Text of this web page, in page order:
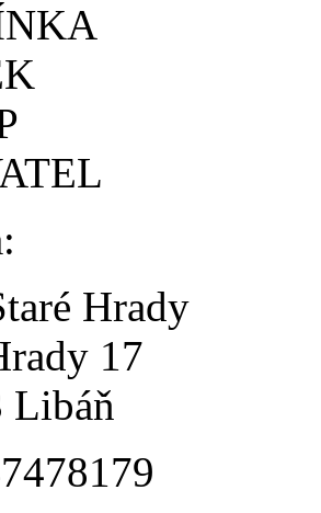
Hrady
17
Libáň